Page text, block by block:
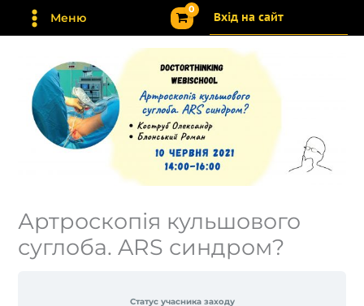
Перейти
Меню Вхід на сайт
Артроскопія кульшового
суглоба. ARS синдром?
Статус учасника заходу